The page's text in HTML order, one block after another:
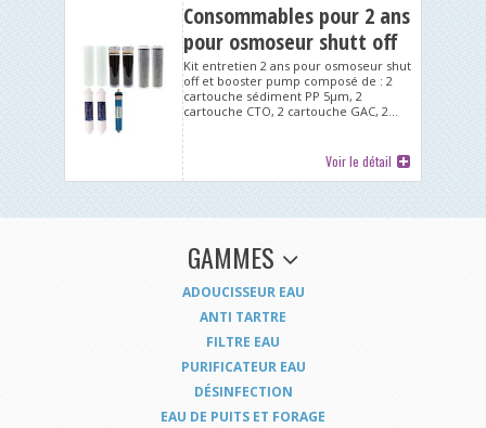
Consommables pour 2 ans
pour osmoseur shutt off
Kit entretien 2 ans pour osmoseur shut
off et booster pump composé de : 2
cartouche sédiment PP 5µm, 2
cartouche CTO, 2 cartouche GAC, 2...
Voir le détail
GAMMES
ADOUCISSEUR EAU
ANTI TARTRE
FILTRE EAU
PURIFICATEUR EAU
DÉSINFECTION
EAU DE PUITS ET FORAGE